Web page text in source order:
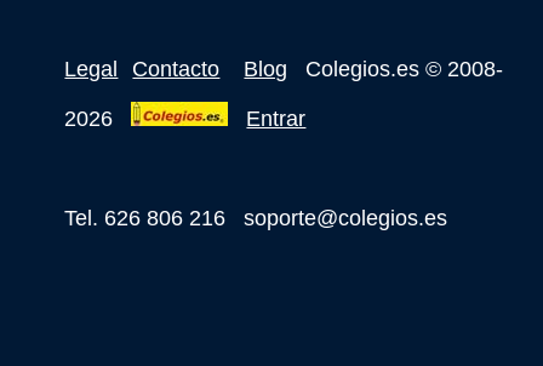
Legal Contacto Blog Colegios.es © 2008-
2026 Entrar
Tel. 626 806 216 soporte@colegios.es